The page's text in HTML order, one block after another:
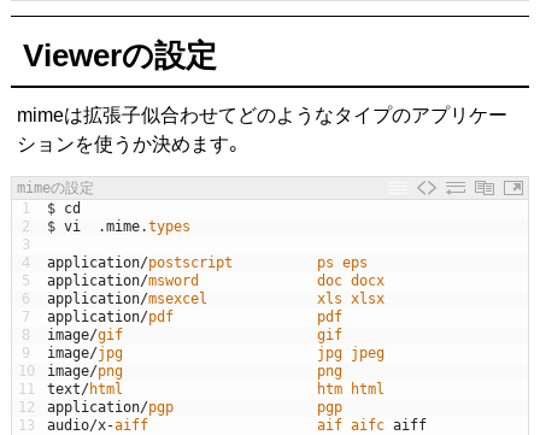
Viewerの設定
mimeは拡張子似合わせてどのようなタイプのアプリケー
ションを使うか決めます。
mimeの設定
1
2
3
4
5
6
7
8
9
10
11
12
13
$ cd
$ vi .mime.types
application/postscript ps eps
application/msword doc docx
application/msexcel xls xlsx
application/pdf pdf
image/gif gif
image/jpg jpg jpeg
image/png png
text/html htm
html
application/pgp pgp
audio/x-aiff aif aifc aiff